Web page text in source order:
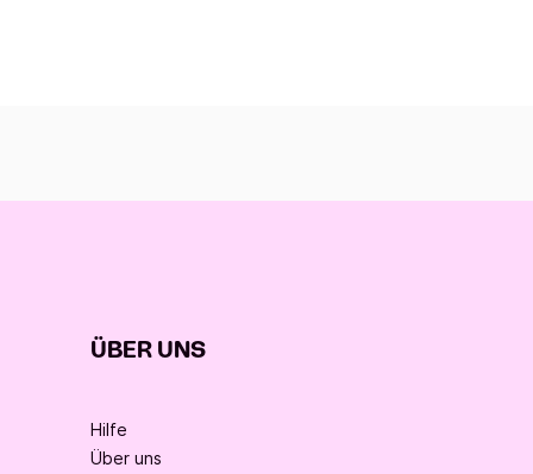
ÜBER UNS
Hilfe
Über uns